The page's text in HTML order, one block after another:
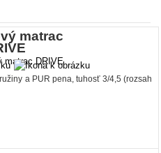
matrac
a PUR pena, tuhosť 3/4,5 (rozsah